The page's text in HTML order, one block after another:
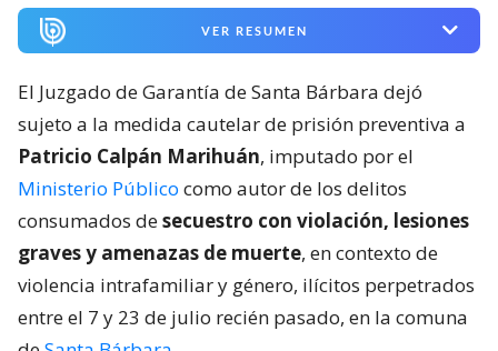
VER RESUMEN
El Juzgado de Garantía de Santa Bárbara dejó
sujeto a la medida cautelar de prisión preventiva a
Patricio Calpán Marihuán, imputado por el
Ministerio Público como autor de los delitos
consumados desecuestro con violación, lesiones
graves y amenazas de muerte, en contexto de
violencia intrafamiliar y género, ilícitos perpetrados
entre el 7 y 23 de julio recién pasado, en la comuna